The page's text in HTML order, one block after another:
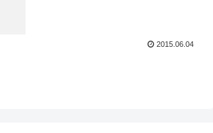
2015.06.04